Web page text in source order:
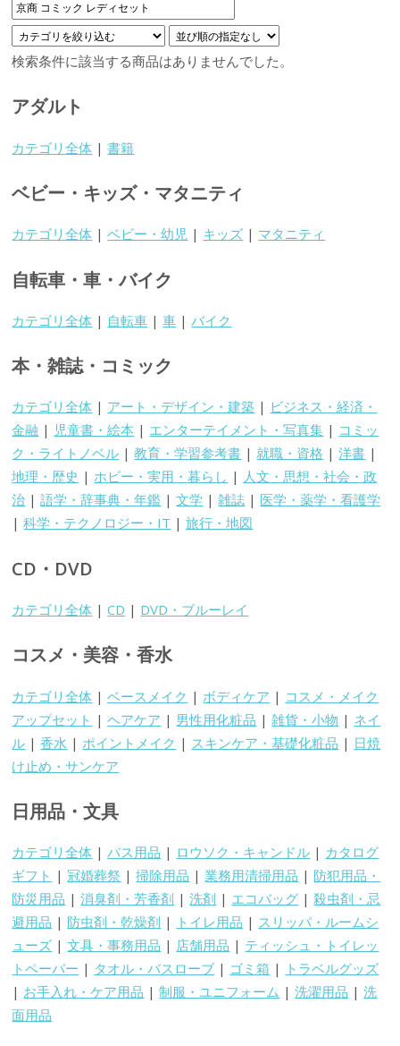
検索条件に該当する商品はありませんでした。
アダルト
カテゴリ全体 |書籍
ベビー・キッズ・マタニティ
カテゴリ全体 |ベビー・幼児 | キッズ | マタニティ
自転車・車・バイク
カテゴリ全体 | 自転車 |車 |バイク
本・雑誌・コミック
カテゴリ全体 | アート・デザイン・建築 | ビジネス・経済・
金融 | 児童書・絵本 | エンターテイメント・写真集 | コミッ
ク・ライトノベル |教育・学習参考書 |就職・資格 |洋書 |
地理・歴史 |ホビー・実用・暮らし | 人文・思想・社会・政
治 |語学・辞事典・年鑑 |文学 |雑誌 | 医学・薬学・看護学
|科学・テクノロジー・IT |旅行・地図
CD・DVD
カテゴリ全体 |CD | DVD・ブルーレイ
コスメ・美容・香水
カテゴリ全体 |ベースメイク | ボディケア | コスメ・メイク
アップセット |ヘアケア | 男性用化粧品 |雑貨・小物 | ネイ
ル |香水 | ポイントメイク | スキンケア・基礎化粧品 | 日焼
け止め・サンケア
日用品・文具
カテゴリ全体 |バス用品 | ロウソク・キャンドル | カタログ
ギフト |冠婚葬祭 |掃除用品 |業務用清掃用品 | 防犯用品・
防災用品 |消臭剤・芳香剤 |洗剤 | エコバッグ |殺虫剤・忌
避用品 | 防虫剤・乾燥剤 | トイレ用品 | スリッパ・ルームシ
ューズ |文具・事務用品 | 店舗用品 | ティッシュ・トイレッ
トペーパー | タオル・バスローブ | ゴミ箱 |
トラベルグッズ
| お手入れ・ケア用品 |制服・ユニフォーム |洗濯用品 |洗
面用品